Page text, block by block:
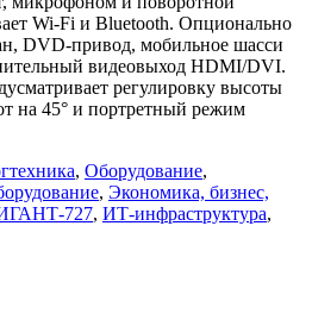
Wi-Fi и Bluetooth. Опционально
DVD-привод, мобильное шасси
видеовыход HDMI/DVI.
регулировку высоты
на 45° и портретный режим
, Оборудование,
, Экономика, бизнес,
727, ИТ-инфраструктура,